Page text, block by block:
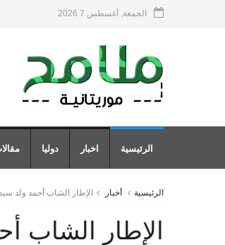
الجمعة, أغسطس 7 2026
الرئيسية اخبار دوليا
الرئيسية أخبار الإطار الشاب أحمد ولد
الإطار الشاب